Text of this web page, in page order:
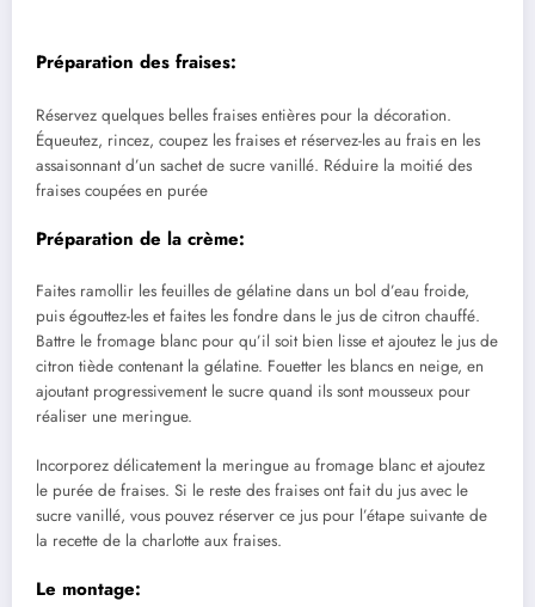
Préparation des fraises:
Réservez quelques belles fraises entières pour la décoration.
Équeutez, rincez, coupez les fraises et réservez-les au frais en les
assaisonnant d’un sachet de sucre vanillé. Réduire la moitié des
fraises coupées en purée
Préparation de la crème:
Faites ramollir les feuilles de gélatine dans un bol d’eau froide,
puis égouttez-les et faites les fondre dans le jus de citron chauffé.
Battre le fromage blanc pour qu’il soit bien lisse et ajoutez le jus de
citron tiède contenant la gélatine. Fouetter les blancs en neige, en
ajoutant progressivement le sucre quand ils sont mousseux pour
réaliser une meringue.
Incorporez délicatement la meringue au fromage blanc et ajoutez
le purée de fraises. Si le reste des fraises ont fait du jus avec le
sucre vanillé, vous pouvez réserver ce jus pour l’étape suivante de
la recette de la charlotte aux fraises.
Le montage: